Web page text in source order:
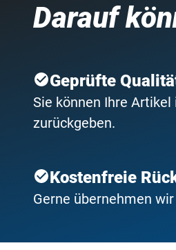
Darauf
Geprüfte
Sie können Ihre
zurückgeben.
Kostenfreie
Gerne übernehmen